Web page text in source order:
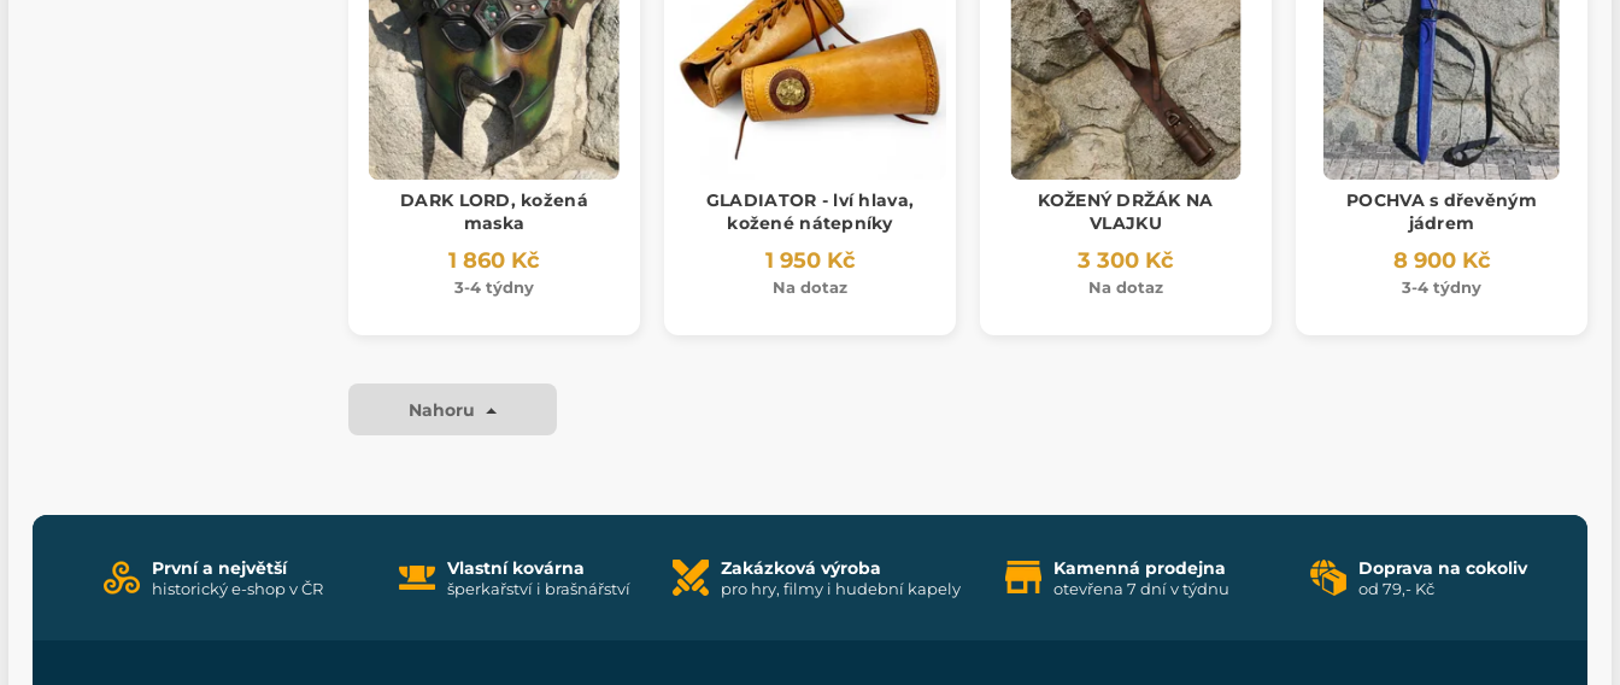
DARK LORD, kožená
maska
1 860 Kč
3-4 týdny
GLADIATOR - lví hlava,
kožené nátepníky
1 950 Kč
Na dotaz
KOŽENÝ DRŽÁK NA
VLAJKU
3 300 Kč
Na dotaz
POCHVA s dřevěným
jádrem
8 900 Kč
3-4 týdny
Nahoru
První a největší
historický e-shop v ČR
Vlastní kovárna
šperkařství i brašnářství
Zakázková výroba
pro hry, filmy i hudební kapely
Kamenná prodejna
otevřena 7 dní v týdnu
Doprava na cokoliv
od 79,- Kč